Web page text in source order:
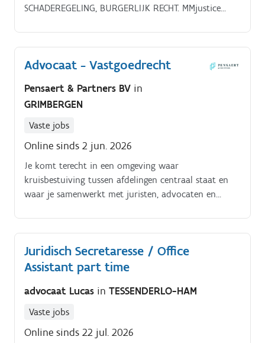
SCHADEREGELING, BURGERLIJK RECHT. MMjustice
bijzondere interesse in aansprakelijkheid- en
verzekeringsrecht, verkeersrecht, schade en
schadeloosstelling, lichamelijke schaderegeling en
integreren (8 uur per dag - 5 dagen per week).
Advocaat - Vastgoedrecht
Pensaert & Partners BV in
GRIMBERGEN
Vaste jobs
Online sinds 2 jun. 2026
Je komt terecht in een omgeving waar
kruisbestuiving tussen afdelingen centraal staat en
waar je samenwerkt met juristen, advocaten en
aannemers te begeleiden bij diverse
vastgoedprojecten.
Juridisch Secretaresse / Office
Assistant part time
advocaat Lucas in TESSENDERLO-HAM
Vaste jobs
Online sinds 22 jul. 2026